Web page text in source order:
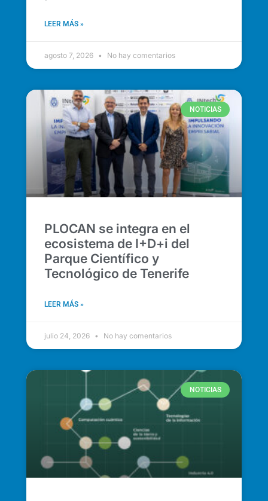
LEER MÁS »
agosto 7, 2026 No hay comentarios
NOTICIAS
PLOCAN se integra en el
ecosistema de I+D+i del
Parque Científico y
Tecnológico de Tenerife
LEER MÁS »
julio 24, 2026 No hay comentarios
NOTICIAS